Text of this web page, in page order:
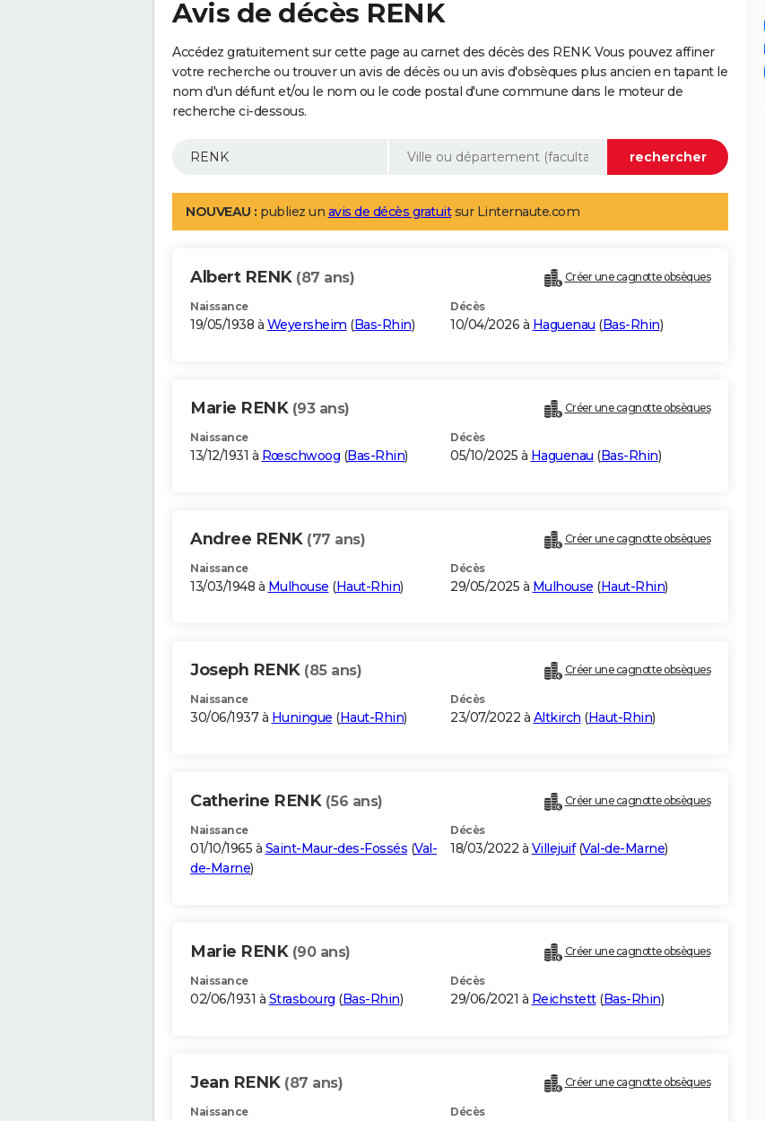
Avis de décès RENK
Accédez gratuitement sur cette page au carnet des décès des RENK. Vous pouvez affiner
votre recherche ou trouver un avis de décès ou un avis d'obsèques plus ancien en tapant le
nom d'un défunt et/ou le nom ou le code postal d'une commune dans le moteur de
recherche ci-dessous.
NOUVEAU : publiez un avis de décès gratuitsur Linternaute.com
Albert RENK (87 ans) Créer une cagnotte obsèques
Naissance
19/05/1938 à Weyersheim (Bas-Rhin)
Décès
10/04/2026 à Haguenau (Bas-Rhin)
Marie RENK (93 ans) Créer une cagnotte obsèques
Naissance
13/12/1931 à Rœschwoog (Bas-Rhin)
Décès
05/10/2025 à Haguenau (Bas-Rhin)
Andree RENK (77 ans) Créer une cagnotte obsèques
Naissance
13/03/1948 à Mulhouse (Haut-Rhin)
Décès
29/05/2025 à Mulhouse (Haut-Rhin)
Joseph RENK (85 ans) Créer une cagnotte obsèques
Naissance
30/06/1937 à Huningue (Haut-Rhin)
Décès
23/07/2022 à Altkirch (Haut-Rhin)
Catherine RENK (56 ans) Créer une cagnotte obsèques
Naissance
01/10/1965 à Saint-Maur-des-Fossés (Val-
de-Marne)
Décès
18/03/2022 à Villejuif(Val-de-Marne)
Marie RENK (90 ans) Créer une cagnotte obsèques
Naissance
02/06/1931 à Strasbourg (Bas-Rhin)
Décès
29/06/2021 à Reichstett(Bas-Rhin)
Jean RENK (87 ans) Créer une cagnotte obsèques
Naissance Décès